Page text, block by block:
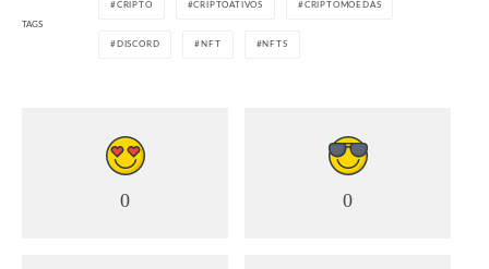
TAGS
CRIPTO CRIPTOATIVOS CRIPTOMOEDAS
DISCORD NFT NFTS
0 0